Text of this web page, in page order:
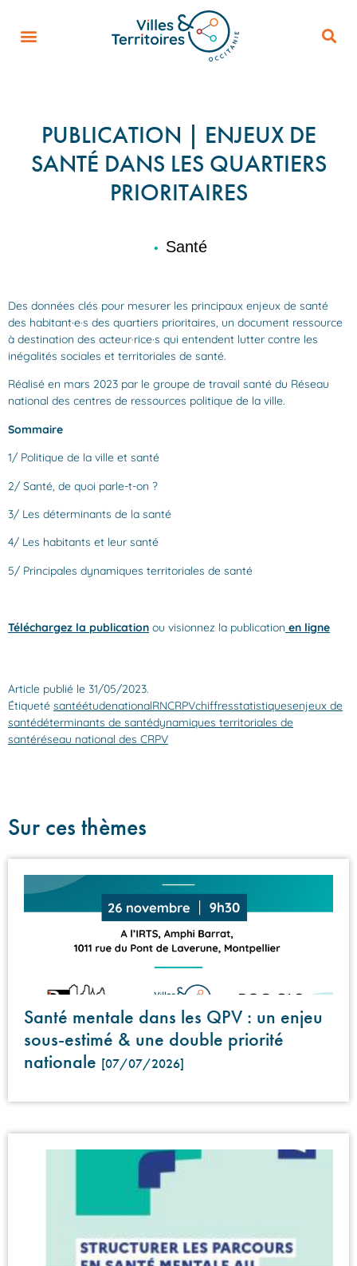
PUBLICATION | ENJEUX DE
SANTÉ DANS LES QUARTIERS
PRIORITAIRES
• Santé
Des données clés pour mesurer les principaux enjeux de santé
des habitant·e·s des quartiers prioritaires, un document ressource
à destination des acteur·rice·s qui entendent lutter contre les
inégalités sociales et territoriales de santé.
Réalisé en mars 2023 par le groupe de travail santé du Réseau
national des centres de ressources politique de la ville.
Sommaire
1/ Politique de la ville et santé
2/ Santé, de quoi parle-t-on ?
3/ Les déterminants de la santé
4/ Les habitants et leur santé
5/ Principales dynamiques territoriales de santé
Téléchargez la publication ou visionnez la publication en ligne
Article publié le 31/05/2023.
Étiqueté santéétudenationalRNCRPVchiffresstatistiquesenjeux de
santédéterminants de santédynamiques territoriales de
santéréseau national des CRPV
Sur ces thèmes
Santé mentale dans les QPV : un enjeu
sous-estimé & une double priorité
nationale [07/07/2026]